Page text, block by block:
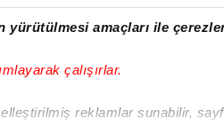
amaçları ile çerezler
çalışırlar.
reklamlar sunabilir,
25 yaşındaki file
bonservis bedelini
spor haberi)